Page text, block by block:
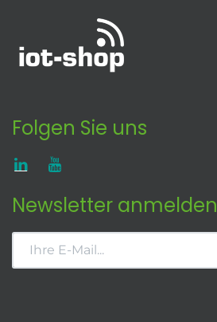
Folgen Sie uns
Newsletter anmelden